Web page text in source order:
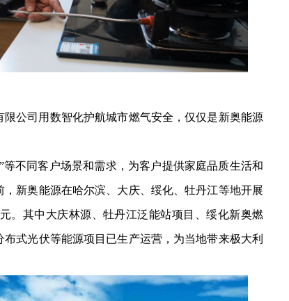
公司用数智化护航城市燃气安全，仅仅是新奥能源
不同客户场景和需求，为客户提供家庭品质生活和
新奥能源在哈尔滨、大庆、绥化、牡丹江等地开展
。其中大庆林源、牡丹江泛能站项目、绥化新奥燃
式光伏等能源项目已生产运营，为当地带来极大利